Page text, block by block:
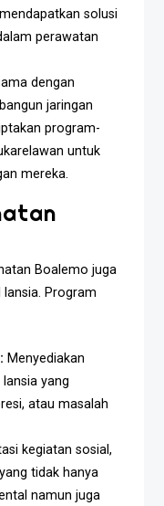
solusi
perawatan
dengan
jaringan
program-
untuk
mereka.
Boalemo juga
Program
Menyediakan
yang
atau masalah
kegiatan sosial,
tidak hanya
namun juga